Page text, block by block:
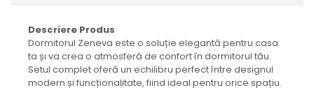
Descriere Produs
Dormitorul Zeneva este o soluție elegantă pentru casa
ta și va crea o atmosferă de confort în dormitorul tău.
Setul complet oferă un echilibru perfect între designul
modern și funcționalitate, fiind ideal pentru orice spațiu.